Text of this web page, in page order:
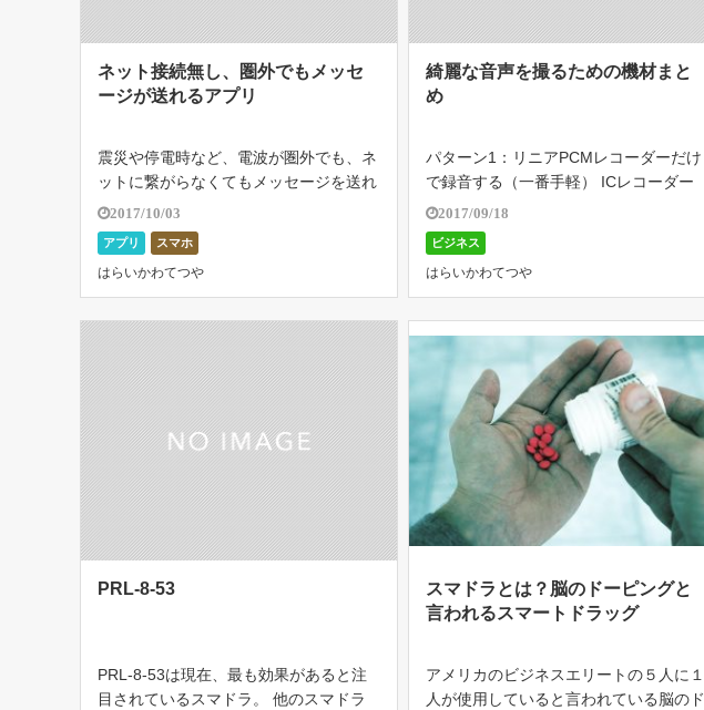
ネット接続無し、圏外でもメッセ
ージが送れるアプリ
震災や停電時など、電波が圏外でも、ネ
ットに繋がらなくてもメッセージを送れ
るアプリがあれば安心ではないだろう
か？ 今回は、ネット接続しなくても、
電波が無くてもスマホ同士でメッセージ
をやり取りできる便利なアプリの紹介で
す。 […]
2017/10/03
アプリ スマホ
はらいかわてつや
綺麗な音声を撮るための機材まと
め
パターン1：リニアPCMレコーダーだけ
で録音する（一番手軽） ICレコーダー
はファイルを圧縮してしまうのでNG
【オススメ機種】 ・オリンパス LS11 ht
tp://amzn.asia/5ruwEVO 最新のLS14も
[…]
2017/09/18
ビジネス
はらいかわてつや
PRL-8-53
PRL-8-53は現在、最も効果があると注
目されているスマドラ。 他のスマドラ
スマドラとは？脳のドーピングと
言われるスマートドラッグ
アメリカのビジネスエリートの５人に１
人が使用していると言われている脳のド